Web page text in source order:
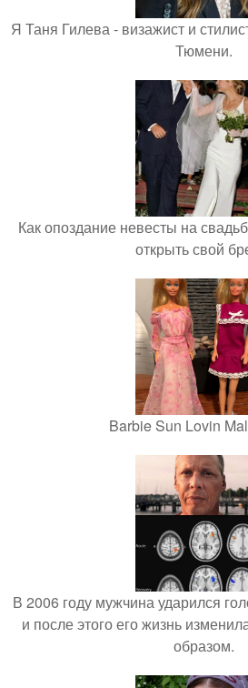
Я Таня Гилева - визажист и
Тюмени.
Как опоздание невесты на
открыть свой
Barbie Sun Lovin
В 2006 году мужчина ударился
и после этого его жизнь
образом.